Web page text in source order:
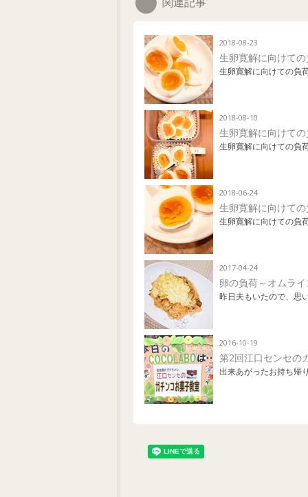
2018-08-23
生卵寛解に向けて
生卵寛解に向けての負
2018-08-10
生卵寛解に向けて
生卵寛解に向けての負
2018-06-24
生卵寛解に向けて
生卵寛解に向けての負
2017-04-24
卵の負荷～オムラ
昨日夫もいたので、思
2016-10-19
第2回江口センセの
出来あがったお持ち帰